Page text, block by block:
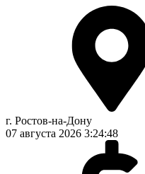
г. Ростов-на-Дону
07 августа 2026 3:24:49